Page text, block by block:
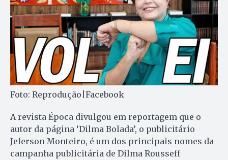
Foto: Reprodução|Facebook
A revista Época divulgou em reportagem que o
autor da página ‘Dilma Bolada’, o publicitário
Jeferson Monteiro, é um dos principais nomes da
campanha publicitária de Dilma Rousseff